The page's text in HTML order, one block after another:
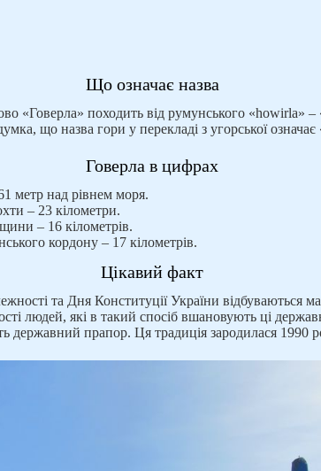
Що означає назва
«Говерла» походить від румунського «howirla»
що назва гори у перекладі з угорської означає
Говерла в цифрах
метр над рівнем моря.
– 23 кілометри.
– 16 кілометрів.
кордону – 17 кілометрів.
Цікавий факт
та Дня Конституції України відбуваються
людей, які в такий спосіб вшановують ці
державний прапор. Ця традиція зародилася 1990